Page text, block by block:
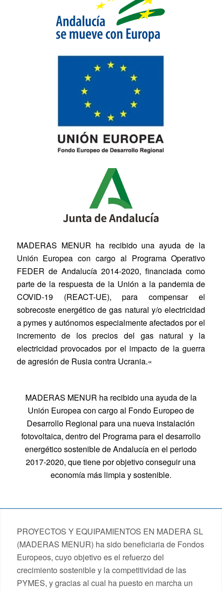
MADERAS MENUR ha recibido una ayuda de la
Unión Europea con cargo al Programa Operativo
FEDER de Andalucía 2014-2020, financiada como
parte de la respuesta de la Unión a la pandemia de
COVID-19 (REACT-UE), para compensar el
sobrecoste energético de gas natural y/o electricidad
a pymes y autónomos especialmente afectados por el
incremento de los precios del gas natural y la
electricidad provocados por el impacto de la guerra
de agresión de Rusia contra Ucrania.«
MADERAS MENUR ha recibido una ayuda de la
Unión Europea con cargo al Fondo Europeo de
Desarrollo Regional para una nueva instalación
fotovoltaica, dentro del Programa para el desarrollo
energético sostenible de Andalucía en el periodo
2017-2020, que tiene por objetivo conseguir una
economía más limpia y sostenible.
PROYECTOS Y EQUIPAMIENTOS EN MADERA SL
(MADERAS MENUR) ha sido beneficiaria de Fondos
Europeos, cuyo objetivo es el refuerzo del
crecimiento sostenible y la competitividad de las
PYMES, y gracias al cual ha puesto en marcha un